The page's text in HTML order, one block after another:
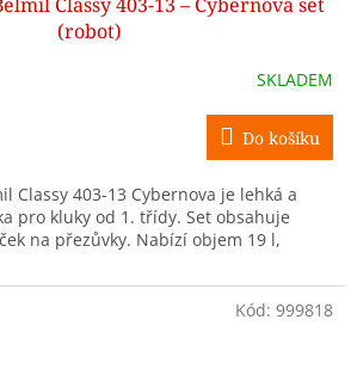
A
R
M
A
(robot)
SKLADEM
Do košíku
Classy 403-13 Cybernova je lehká a
pro kluky od 1. třídy. Set obsahuje
na přezůvky. Nabízí objem 19 l,
Kód: 999818